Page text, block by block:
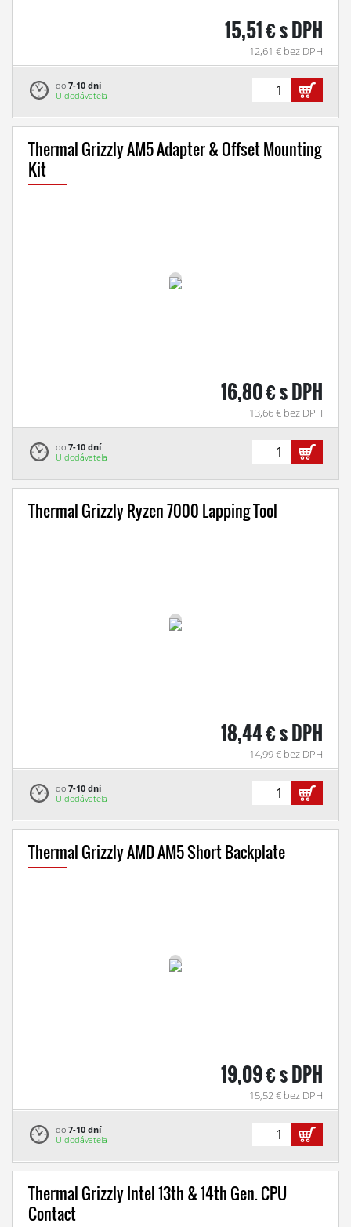
15,51 € s DPH
12,61 € bez DPH
do 7-10 dní
U dodávateľa
Thermal Grizzly AM5 Adapter & Offset Mounting
Kit
16,80 € s DPH
13,66 € bez DPH
do 7-10 dní
U dodávateľa
Thermal Grizzly Ryzen 7000 Lapping Tool
18,44 € s DPH
14,99 € bez DPH
do 7-10 dní
U dodávateľa
Thermal Grizzly AMD AM5 Short Backplate
19,09 € s DPH
15,52 € bez DPH
do 7-10 dní
U dodávateľa
Thermal Grizzly Intel 13th & 14th Gen. CPU
Contact